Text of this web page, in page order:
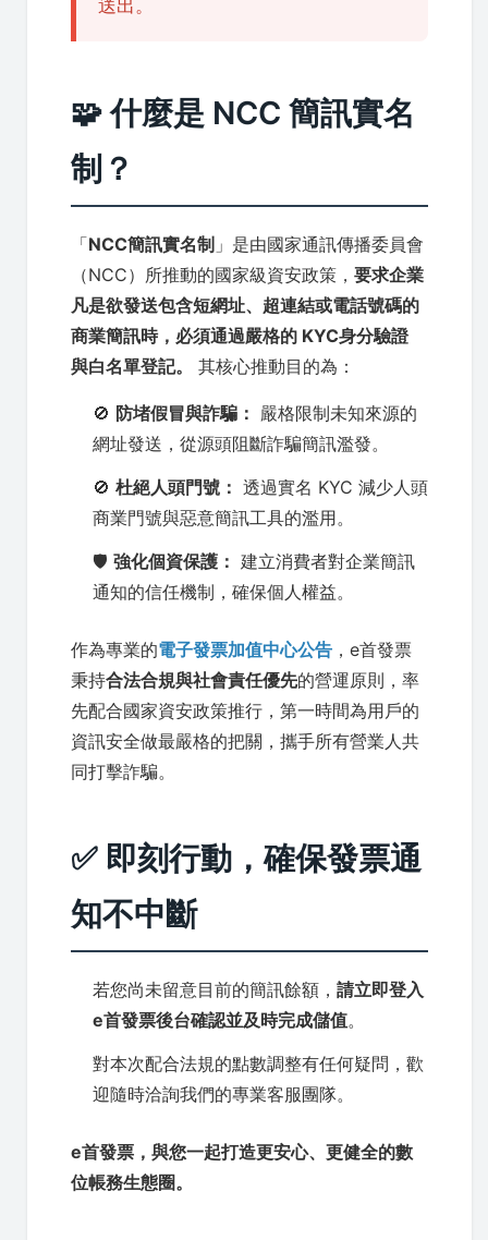
送出。
🧩 什麼是 NCC 簡訊實名
制？
「NCC簡訊實名制 」是由國家通訊傳播委員會
（NCC）所推動的國家級資安政策， 要求企業
凡是欲發送包含短網址、超連結或電話號碼的
商業簡訊時，必須通過嚴格的 KYC身分驗證
與白名單登記。
其核心推動目的為：
🚫 防堵假冒與詐騙： 嚴格限制未知來源的
網址發送，從源頭阻斷詐騙簡訊濫發。
🚫 杜絕人頭門號： 透過實名 KYC 減少人頭
商業門號與惡意簡訊工具的濫用。
🛡️ 強化個資保護： 建立消費者對企業簡訊
通知的信任機制，確保個人權益。
作為專業的電子發票加值中心公告 ，e首發票
秉持合法合規與社會責任優先的營運原則，率
先配合國家資安政策推行，第一時間為用戶的
資訊安全做最嚴格的把關，攜手所有營業人共
同打擊詐騙。
✅ 即刻行動，確保發票通
知不中斷
若您尚未留意目前的簡訊餘額， 請立即登入
e首發票後台確認並及時完成儲值。
對本次配合法規的點數調整有任何疑問，歡
迎隨時洽詢我們的專業客服團隊。
e首發票，與您一起打造更安心、更健全的數
位帳務生態圈。